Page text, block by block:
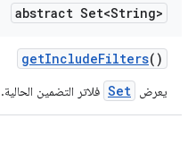
abstract Set<String>
getIncludeFilters()
يعرض Set فلاتر التضمين الحالية.